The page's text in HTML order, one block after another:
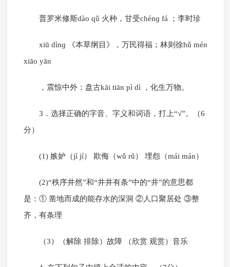
普罗米修斯dào qǔ 火种，甘受chénɡ fá ；李时珍
xiū dìnɡ 《本草纲目》，万民得福；林则徐hǔ mén
xiāo yān
，震惊中外；盘古kāi tiān pì dì ，化生万物。
3．选择正确的字音、字义和词语，打上“√”。（6
分）
(1) 嫉妒（jì jí） 欺侮（wǔ rǔ） 埋怨（mái mán）
(2)“秩序井然”和“井井有条”中的“井”的意思都
是：① 凿地而成的能存水的深洞 ②人口聚居处 ③整
齐，有条理
（3）（解除 排除）故障 （欣赏 观赏）音乐